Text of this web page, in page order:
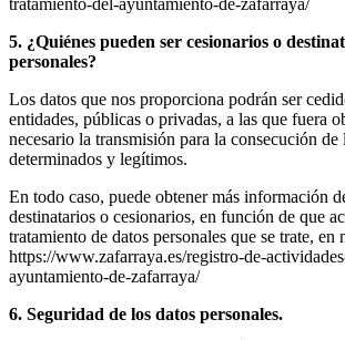
5. ¿Quiénes pueden ser cesionarios o
personales?
Los datos que nos proporciona podrán ser
entidades, públicas o privadas, a las que fuera
necesario la transmisión para la consecución de
determinados y legítimos.
En todo caso, puede obtener más información
destinatarios o cesionarios, en función de que
tratamiento de datos personales que se trate, en
https://www.zafarraya.es/registro-de-
ayuntamiento-de-zafarraya/
6. Seguridad de los datos personales.